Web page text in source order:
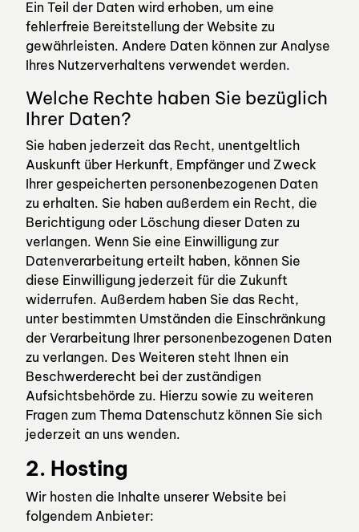
Ein Teil der Daten wird erhoben, um eine
fehlerfreie Bereitstellung der Website zu
gewährleisten. Andere Daten können zur Analyse
Ihres Nutzerverhaltens verwendet werden.
Welche Rechte haben Sie bezüglich
Ihrer Daten?
Sie haben jederzeit das Recht, unentgeltlich
Auskunft über Herkunft, Empfänger und Zweck
Ihrer gespeicherten personenbezogenen Daten
zu erhalten. Sie haben außerdem ein Recht, die
Berichtigung oder Löschung dieser Daten zu
verlangen. Wenn Sie eine Einwilligung zur
Datenverarbeitung erteilt haben, können Sie
diese Einwilligung jederzeit für die Zukunft
widerrufen. Außerdem haben Sie das Recht,
unter bestimmten Umständen die Einschränkung
der Verarbeitung Ihrer personenbezogenen Daten
zu verlangen. Des Weiteren steht Ihnen ein
Beschwerderecht bei der zuständigen
Aufsichtsbehörde zu. Hierzu sowie zu weiteren
Fragen zum Thema Datenschutz können Sie sich
jederzeit an uns wenden.
2. Hosting
Wir hosten die Inhalte unserer Website bei
folgendem Anbieter: